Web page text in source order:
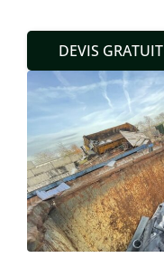
DEVIS GRATUIT